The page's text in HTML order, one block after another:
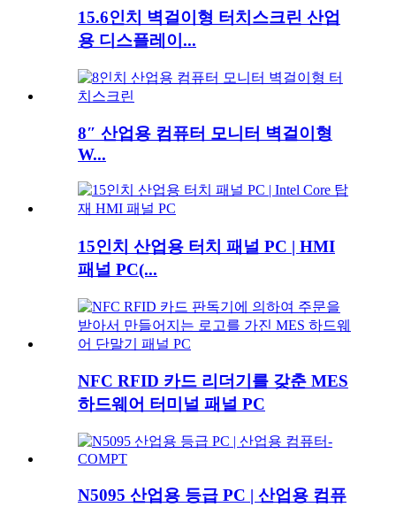
15.6인치 벽걸이형 터치스크린 산업
용 디스플레이...
8″ 산업용 컴퓨터 모니터 벽걸이형
W...
15인치 산업용 터치 패널 PC | HMI
패널 PC(...
NFC RFID 카드 리더기를 갖춘 MES
하드웨어 터미널 패널 PC
N5095 산업용 등급 PC | 산업용 컴퓨